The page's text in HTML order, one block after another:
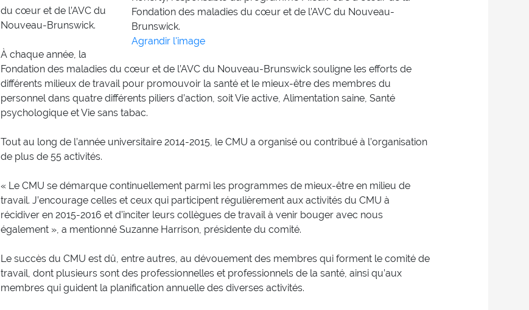
Fondation des maladies du cœur et de l’AVC du Nouveau-
Brunswick.
Agrandir l'image
du cœur et de l’AVC du
Nouveau-Brunswick.
À chaque année, la
Fondation des maladies du cœur et de l’AVC du Nouveau-Brunswick souligne les efforts de
différents milieux de travail pour promouvoir la santé et le mieux-être des membres du
personnel dans quatre différents piliers d’action, soit Vie active, Alimentation saine, Santé
psychologique et Vie sans tabac.
Tout au long de l’année universitaire 2014-2015, le CMU a organisé ou contribué à l’organisation
de plus de 55 activités.
« Le CMU se démarque continuellement parmi les programmes de mieux-être en milieu de
travail. J’encourage celles et ceux qui participent régulièrement aux activités du CMU à
récidiver en 2015-2016 et d’inciter leurs collègues de travail à venir bouger avec nous
également », a mentionné Suzanne Harrison, présidente du comité.
Le succès du CMU est dû, entre autres, au dévouement des membres qui forment le comité de
travail, dont plusieurs sont des professionnelles et professionnels de la santé, ainsi qu’aux
membres qui guident la planification annuelle des diverses activités.